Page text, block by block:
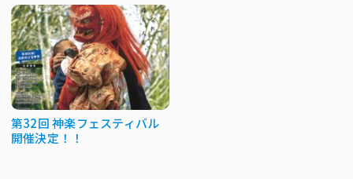
第32回 神楽フェスティバル
開催決定！！